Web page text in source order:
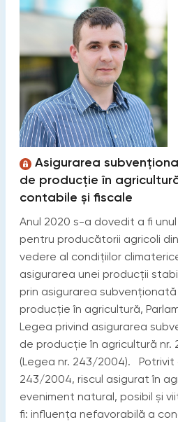
Asigurarea
de producție în
contabile și fiscale
Anul 2020 s-a dovedit a fi
pentru producătorii agricoli
vedere al condițiilor
asigurarea unei producții
prin asigurarea subvenționată
producție în agricultură,
Legea privind asigurarea
de producție în agricultură nr.
(Legea nr. 243/2004). Potrivit
243/2004, riscul asigurat în
eveniment natural, posibil și
fi: influența nefavorabilă a